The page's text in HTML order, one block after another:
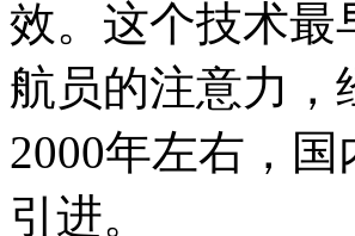
效。这个技术最
航员的注意力，
2000年左右，
引进。